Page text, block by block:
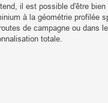
il est possible d'être
à la géométrie profilée
de campagne ou dans
totale.